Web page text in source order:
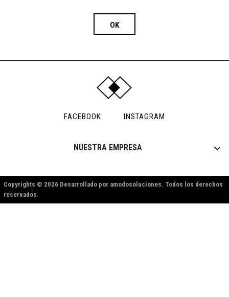
FACEBOOK INSTAGRAM
NUESTRA EMPRESA 
Copyrights © 2026 Desarrollado por amodosoluciones. Todos los derechos
reservados.